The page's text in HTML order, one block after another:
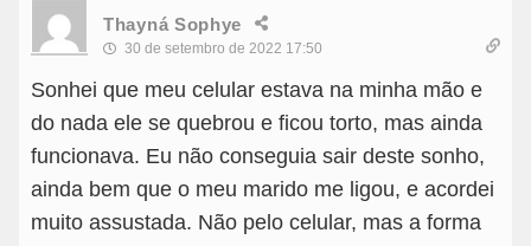
Thayná Sophye
30 de setembro de 2022 17:50
Sonhei que meu celular estava na minha mão e
do nada ele se quebrou e ficou torto, mas ainda
funcionava. Eu não conseguia sair deste sonho,
ainda bem que o meu marido me ligou, e acordei
muito assustada. Não pelo celular, mas a forma